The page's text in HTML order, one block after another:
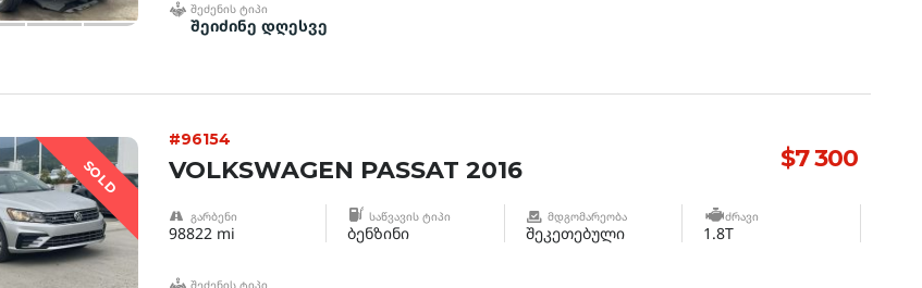
ᲨᲔᲫᲔᲜᲘᲡ ᲢᲘᲞᲘ
შეიძინე დღესვე
SOLD $7 300
#96154
VOLKSWAGEN PASSAT 2016
ᲒᲐᲠᲑᲔᲜᲘ
98822 mi
ᲡᲐᲬᲕᲐᲕᲘᲡ ᲢᲘᲞᲘ
ბენზინი
ᲛᲓᲒᲝᲛᲐᲠᲔᲝᲑᲐ
შეკეთებული
ᲫᲠᲐᲕᲘ
1.8T
ᲨᲔᲫᲔᲜᲘᲡ ᲢᲘᲞᲘ